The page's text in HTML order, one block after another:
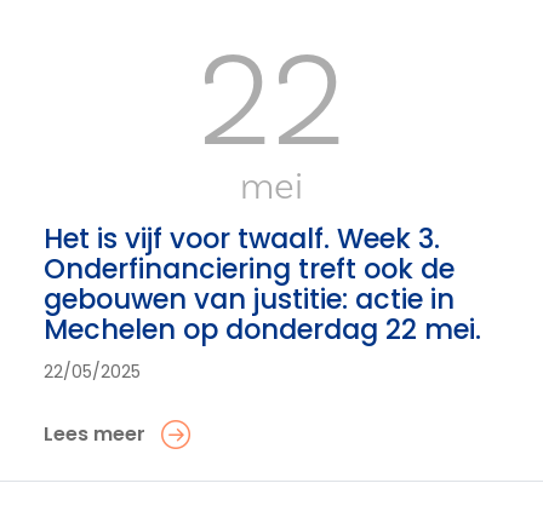
22
mei
Het is vijf voor twaalf. Week 3.
Onderfinanciering treft ook de
gebouwen van justitie: actie in
Mechelen op donderdag 22 mei.
22/05/2025
Lees meer